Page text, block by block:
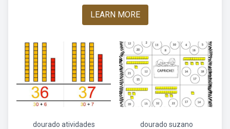
LEARN MORE
dourado atividades
dourado suzano